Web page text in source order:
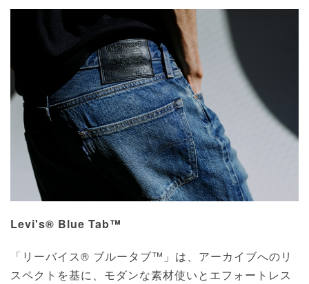
Levi's® Blue Tab™
「リーバイス® ブルータブ™」は、アーカイブへのリ
スペクトを基に、モダンな素材使いとエフォートレス